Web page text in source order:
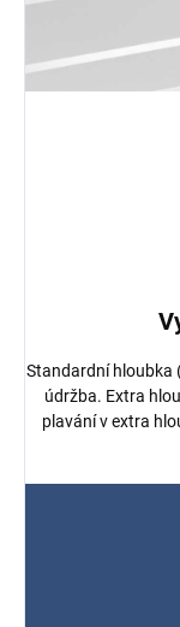
Standardní hloubka
údržba. Extra
plavání v extra